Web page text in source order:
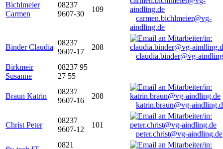
Bichlmeier
Carmen
08237
9607-30
109
carmen.bichlmeier@vg-
aindling.de
Binder Claudia
08237
9607-17
208
claudia.binder@vg-
Birkmeir
Susanne
08237 95
27 55
Braun Katrin
08237
9607-16
208
katrin.braun@vg-
Christ Peter
08237
9607-12
101
peter.christ@vg-aindling.de
0821